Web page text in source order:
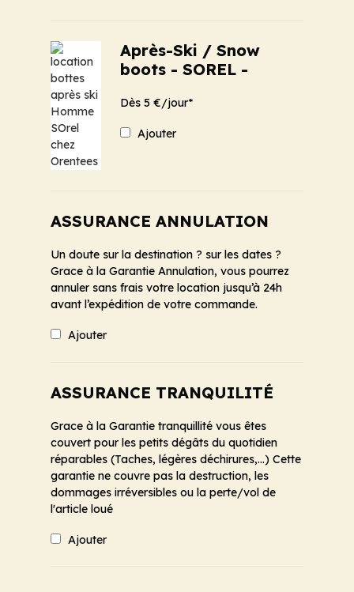
Après-Ski / Snow
boots - SOREL -
Dès 5 €/jour*
Ajouter
ASSURANCE ANNULATION
Un doute sur la destination ? sur les dates ?
Grace à la Garantie Annulation, vous pourrez
annuler sans frais votre location jusqu’à 24h
avant l’expédition de votre commande.
Ajouter
ASSURANCE TRANQUILITÉ
Grace à la Garantie tranquillité vous êtes
couvert pour les petits dégâts du quotidien
réparables (Taches, légères déchirures,...) Cette
garantie ne couvre pas la destruction, les
dommages irréversibles ou la perte/vol de
l'article loué
Ajouter